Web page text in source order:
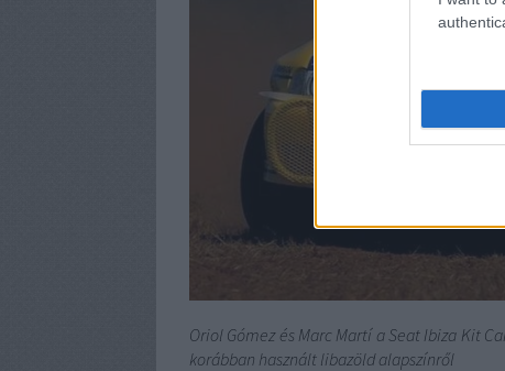
Oriol Gómez és Marc Martí a Seat Ibiza Kit
korábban használt libazöld alapszínről